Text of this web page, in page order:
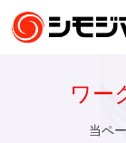
ワー
当ペ